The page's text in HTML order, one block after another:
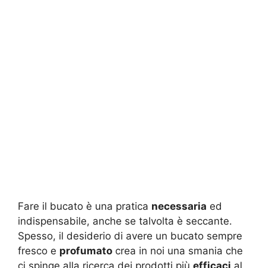
Fare il bucato è una pratica necessaria ed
indispensabile, anche se talvolta è seccante.
Spesso, il desiderio di avere un bucato sempre
fresco e profumato crea in noi una smania che